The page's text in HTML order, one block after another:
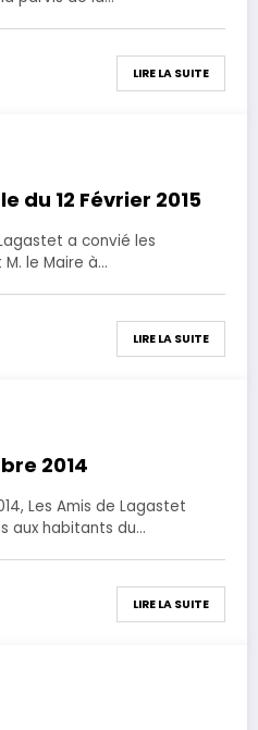
LIRE LA SUITE
du 12 Février 2015
a convié les
le Maire à…
LIRE LA SUITE
2014
Les Amis de Lagastet
aux habitants du…
LIRE LA SUITE